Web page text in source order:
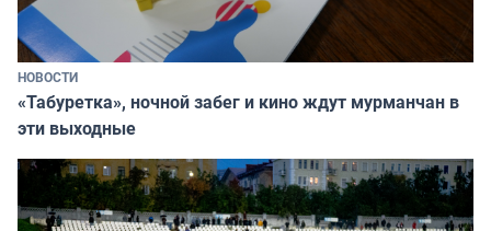
НОВОСТИ
«Табуретка», ночной забег и кино ждут мурманчан в
эти выходные